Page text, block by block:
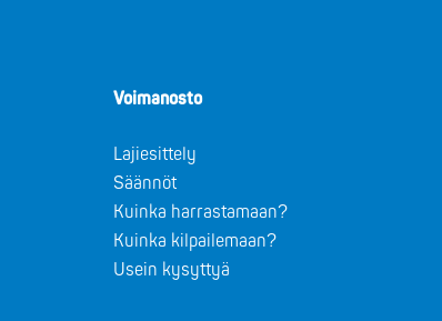
Voimanosto
Lajiesittely
Säännöt
Kuinka harrastamaan?
Kuinka kilpailemaan?
Usein kysyttyä